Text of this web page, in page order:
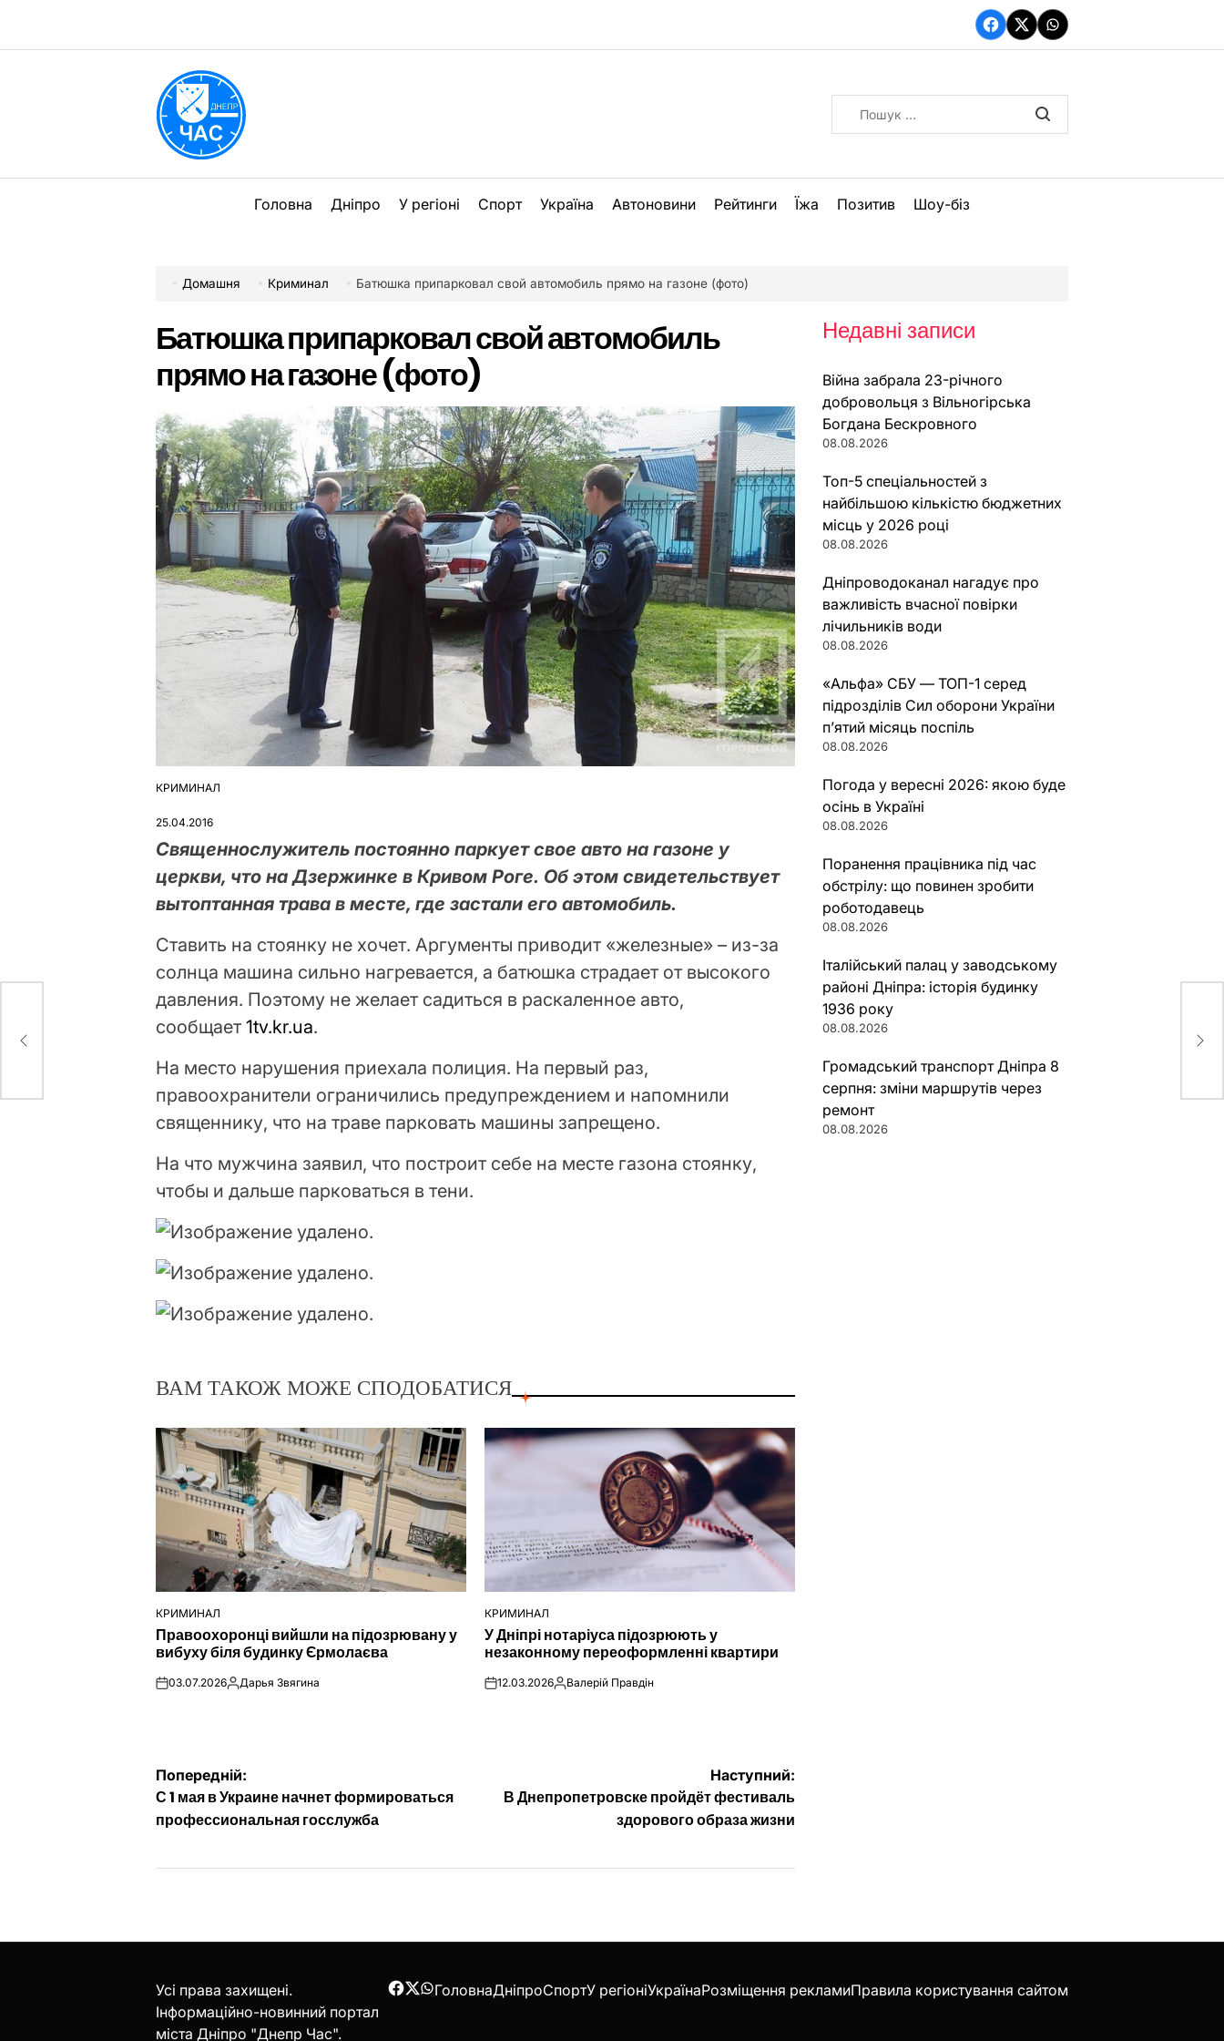
вмісту
Facebook
TwitterWhatsApp
Головна Дніпро У регіоні Спорт Україна Автоновини Рейтинги Їжа Позитив Шоу-біз
Домашня Криминал Батюшка припарковал свой автомобиль прямо на газоне (фото)
Батюшка припарковал свой автомобиль
прямо на газоне (фото)
ОПУБЛІКУВАТИ
КРИМИНАЛ
25.04.2016
Священнослужитель постоянно паркует свое авто на газоне у
церкви, что на Дзержинке в Кривом Роге. Об этом свидетельствует
вытоптанная трава в месте, где застали его автомобиль.
Ставить на стоянку не хочет. Аргументы приводит «железные» – из-за
солнца машина сильно нагревается, а батюшка страдает от высокого
давления. Поэтому не желает садиться в раскаленное авто,
сообщает1tv.kr.ua.
На место нарушения приехала полиция. На первый раз,
правоохранители ограничились предупреждением и напомнили
священнику, что на траве парковать машины запрещено.
На что мужчина заявил, что построит себе на месте газона стоянку,
чтобы и дальше парковаться в тени.
ВАМ ТАКОЖ МОЖЕ СПОДОБАТИСЯ
ОПУБЛІКУВАТИ
КРИМИНАЛ
Правоохоронці вийшли на підозрювану у
вибуху біля будинку Єрмолаєва
on03.07.2026Опубліковано
Дарья Звягина
ОПУБЛІКУВАТИ
У
КРИМИНАЛ
У Дніпрі нотаріуса підозрюють у
незаконному переоформленні квартири
on12.03.2026Опубліковано
Валерій Правдін
Навігація
записів
Попередній:
С 1 мая в Украине начнет формироваться
профессиональная госслужба
Наступний:
В Днепропетровске пройдёт фестиваль
здорового образа жизни
Недавні записи
Війна забрала 23-річного
добровольця з Вільногірська
Богдана Бескровного
08.08.2026
Топ-5 спеціальностей з
найбільшою кількістю бюджетних
місць у 2026 році
08.08.2026
Дніпроводоканал нагадує про
важливість вчасної повірки
лічильників води
08.08.2026
«Альфа» СБУ — ТОП-1 серед
підрозділів Сил оборони України
п’ятий місяць поспіль
08.08.2026
Погода у вересні 2026: якою буде
осінь в Україні
08.08.2026
Поранення працівника під час
обстрілу: що повинен зробити
роботодавець
08.08.2026
Італійський палац у заводському
районі Дніпра: історія будинку
1936 року
08.08.2026
Громадський транспорт Дніпра 8
серпня: зміни маршрутів через
ремонт
08.08.2026
Усі права захищені.
Інформаційно-новинний портал
міста Дніпро "Днепр Час".
Facebook
Twitter
WhatsApp
ГоловнаДніпроСпортУ регіоніУкраїнаРозміщення рекламиПравила користування сайтом